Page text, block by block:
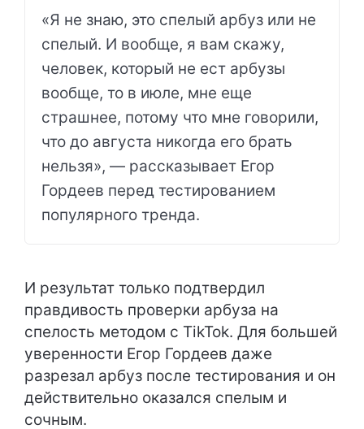
«Я не знаю, это спелый арбуз или не
спелый. И вообще, я вам скажу,
человек, который не ест арбузы
вообще, то в июле, мне еще
страшнее, потому что мне говорили,
что до августа никогда его брать
нельзя», — рассказывает Егор
Гордеев перед тестированием
популярного тренда.
И результат только подтвердил
правдивость проверки арбуза на
спелость методом с TikTok. Для большей
уверенности Егор Гордеев даже
разрезал арбуз после тестирования и он
действительно оказался спелым и
сочным.